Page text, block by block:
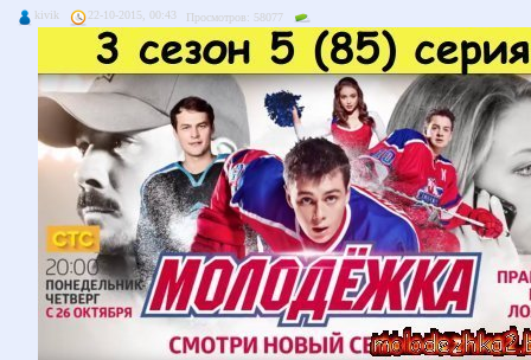
kivik 22-10-2015, 00:43 Просмотров: 58077